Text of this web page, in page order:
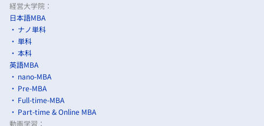
経営大学院：
日本語MBA
ナノ単科
単科
本科
英語MBA
nano-MBA
Pre-MBA
Full-time-MBA
Part-time & Online MBA
動画学習：